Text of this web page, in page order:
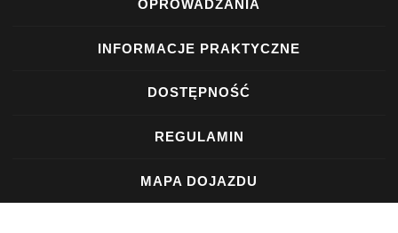
OPROWADZANIA
INFORMACJE PRAKTYCZNE
DOSTĘPNOŚĆ
REGULAMIN
MAPA DOJAZDU